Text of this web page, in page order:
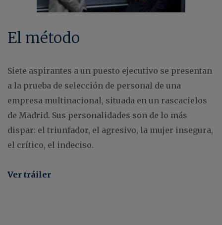
El método
Siete aspirantes a un puesto ejecutivo se presentan
a la prueba de selección de personal de una
empresa multinacional, situada en un rascacielos
de Madrid. Sus personalidades son de lo más
dispar: el triunfador, el agresivo, la mujer insegura,
el crítico, el indeciso.
Ver tráiler